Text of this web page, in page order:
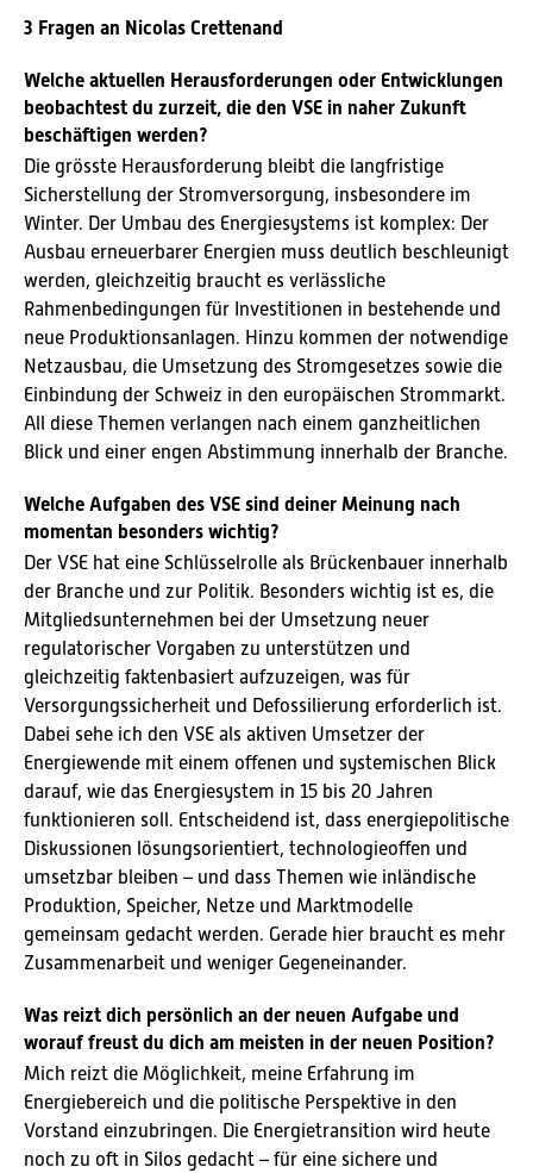
3 Fragen an Nicolas Crettenand
Welche aktuellen Herausforderungen oder Entwicklungen
beobachtest du zurzeit, die den VSE in naher Zukunft
beschäftigen werden?
Die grösste Herausforderung bleibt die langfristige
Sicherstellung der Stromversorgung, insbesondere im
Winter. Der Umbau des Energiesystems ist komplex: Der
Ausbau erneuerbarer Energien muss deutlich beschleunigt
werden, gleichzeitig braucht es verlässliche
Rahmenbedingungen für Investitionen in bestehende und
neue Produktionsanlagen. Hinzu kommen der notwendige
Netzausbau, die Umsetzung des Stromgesetzes sowie die
Einbindung der Schweiz in den europäischen Strommarkt.
All diese Themen verlangen nach einem ganzheitlichen
Blick und einer engen Abstimmung innerhalb der Branche.
Welche Aufgaben des VSE sind deiner Meinung nach
momentan besonders wichtig?
Der VSE hat eine Schlüsselrolle als Brückenbauer innerhalb
der Branche und zur Politik. Besonders wichtig ist es, die
Mitgliedsunternehmen bei der Umsetzung neuer
regulatorischer Vorgaben zu unterstützen und
gleichzeitig faktenbasiert aufzuzeigen, was für
Versorgungssicherheit und Defossilierung erforderlich ist.
Dabei sehe ich den VSE als aktiven Umsetzer der
Energiewende mit einem offenen und systemischen Blick
darauf, wie das Energiesystem in 15 bis 20 Jahren
funktionieren soll. Entscheidend ist, dass energiepolitische
Diskussionen lösungsorientiert, technologieoffen und
umsetzbar bleiben – und dass Themen wie inländische
Produktion, Speicher, Netze und Marktmodelle
gemeinsam gedacht werden. Gerade hier braucht es mehr
Zusammenarbeit und weniger Gegeneinander.
Was reizt dich persönlich an der neuen Aufgabe und
worauf freust du dich am meisten in der neuen Position?
Mich reizt die Möglichkeit, meine Erfahrung im
Energiebereich und die politische Perspektive in den
Vorstand einzubringen. Die Energietransition wird heute
noch zu oft in Silos gedacht – für eine sichere und